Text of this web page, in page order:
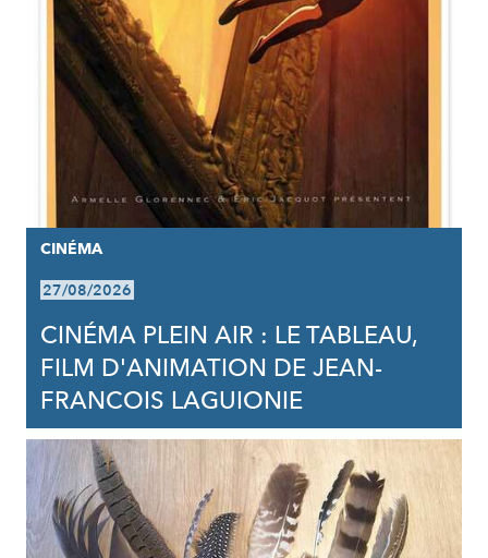
CINÉMA
27/08/2026
CINÉMA PLEIN AIR : LE TABLEAU,
FILM D'ANIMATION DE JEAN-
FRANCOIS LAGUIONIE